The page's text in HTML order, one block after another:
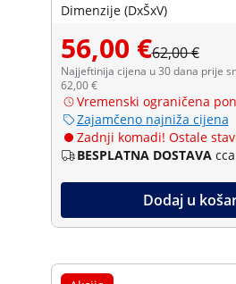
Dimenzije (DxŠxV)
56,00 €62,00 €
Najjeftinija cijena u 30 dana prije
62,00 €
Vremenski ograničena
Zajamčeno najniža cijena
Zadnji komadi! Ostale
BESPLATNA DOSTAVA
Dodaj u